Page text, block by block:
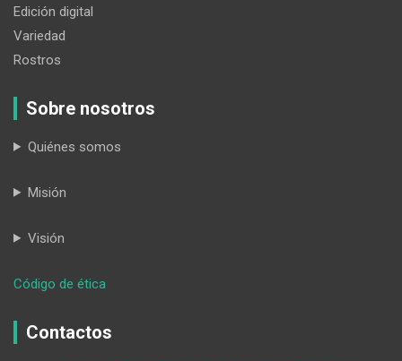
Edición digital
Variedad
Rostros
Sobre nosotros
Quiénes somos
Misión
Visión
Código de ética
del
Contactos